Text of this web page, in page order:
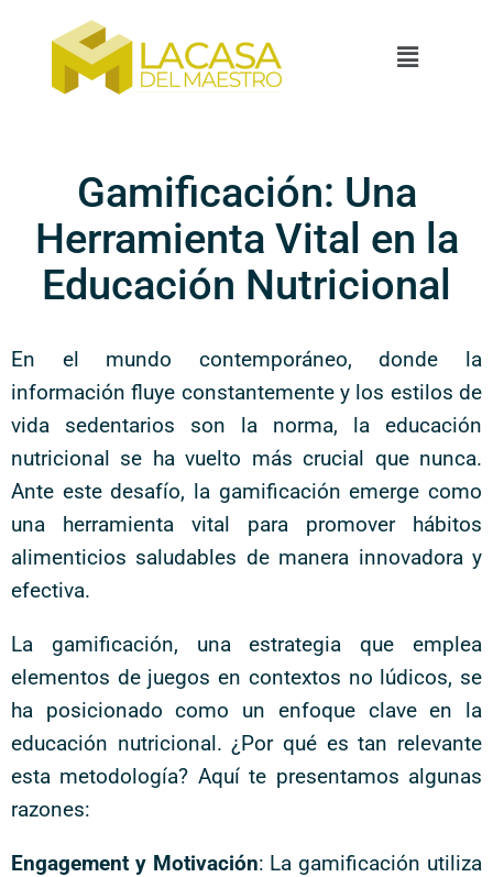
Gamificación: Una
Herramienta Vital en la
Educación Nutricional
En el mundo contemporáneo, donde la
información fluye constantemente y los estilos de
vida sedentarios son la norma, la educación
nutricional se ha vuelto más crucial que nunca.
Ante este desafío, la gamificación emerge como
una herramienta vital para promover hábitos
alimenticios saludables de manera innovadora y
efectiva.
La gamificación, una estrategia que emplea
elementos de juegos en contextos no lúdicos, se
ha posicionado como un enfoque clave en la
educación nutricional. ¿Por qué es tan relevante
esta metodología? Aquí te presentamos algunas
razones:
Engagement y Motivación: La gamificación utiliza